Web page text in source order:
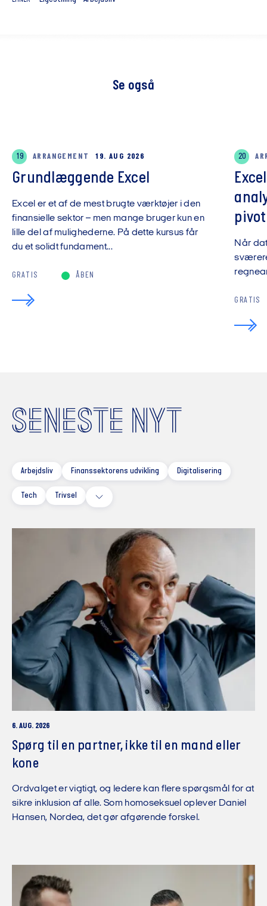
Se også
19 ARRANGEMENT 19. AUG 2026
Grundlæggende Excel
Excel er et af de mest brugte værktøjer i den
finansielle sektor – men mange bruger kun en
lille del af mulighederne. På dette kursus får
du et solidt fundament...
GRATIS ÅBEN
20
Når
GRATIS
SENESTE NYT
Arbejdsliv Finanssektorens udvikling Digitalisering
Tech Trivsel
6. AUG. 2026
Spørg til en partner, ikke til en mand eller
kone
Ordvalget er vigtigt, og ledere kan flere spørgsmål for at
sikre inklusion af alle. Som homoseksuel oplever Daniel
Hansen, Nordea, det gør afgørende forskel.